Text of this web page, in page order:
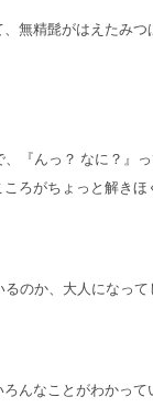
無精髭がはえたみ
『んっ？ なに？』
ろがちょっと解きほ
のか、大人になって
んなことがわかっ